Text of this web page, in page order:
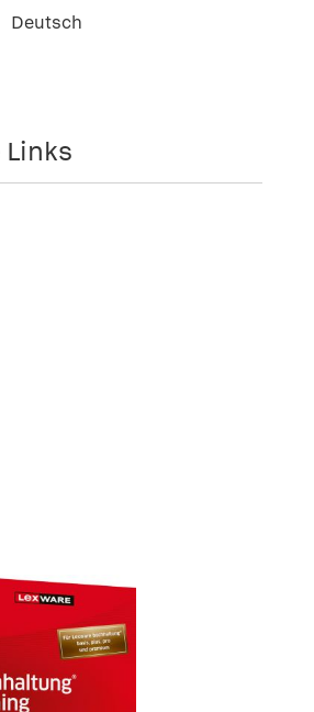
Deutsch